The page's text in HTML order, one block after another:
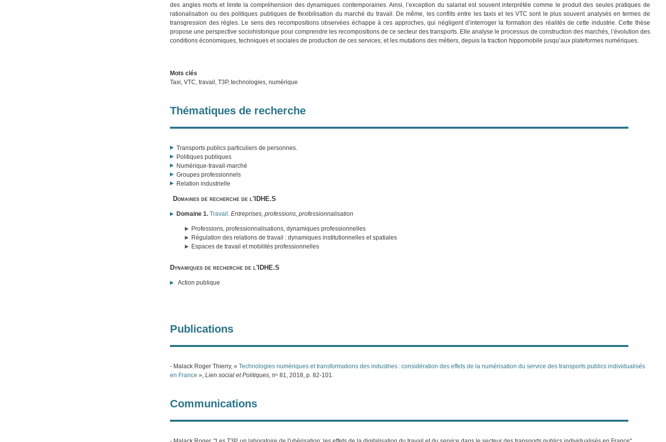
des angles morts et limite la compréhension des dynamiques contemporaines. Ainsi, l’exception du salariat est souvent interprétée comme le produit des seules pratiques de
rationalisation ou des politiques publiques de flexibilisation du marché du travail. De même, les conflits entre les taxis et les VTC sont le plus souvent analysés en termes de
transgression des règles. Le sens des recompositions observées échappe à ces approches, qui négligent d’interroger la formation des réalités de cette industrie. Cette thèse
propose une perspective sociohistorique pour comprendre les recompositions de ce secteur des transports. Elle analyse le processus de construction des marchés, l’évolution des
conditions économiques, techniques et sociales de production de ces services, et les mutations des métiers, depuis la traction hippomobile jusqu’aux plateformes numériques.
Mots clés
Taxi, VTC, travail, T3P, technologies, numérique
Thématiques de recherche
Transports publics particuliers de personnes.
Politiques publiques
Numérique-travail-marché
Groupes professionnels
Relation industrielle
Domaines de recherche de l'IDHE.S
Domaine 1. Travail .Entreprises, professions, professionnalisation
Professions, professionnalisations, dynamiques professionnelles
Régulation des relations de travail : dynamiques institutionnelles et spatiales
Espaces de travail et mobilités professionnelles
Dynamiques de recherche de l'IDHE.S
Action publique
Publications
- Malack Roger Thierry, «Technologies numériques et transformations des industries : considération des effets de la numérisation du service des transports publics individualisés
en France »,Lien social et Politiques, nᵒ 81, 2018, p. 82-101.
Communications